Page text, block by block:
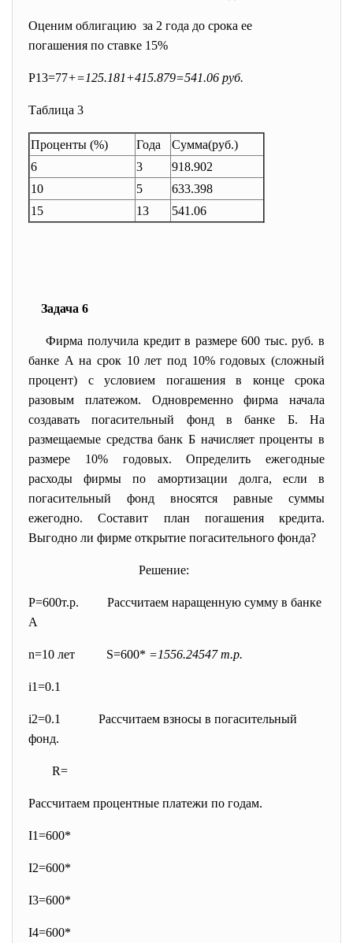
Оценим облигацию за 2 года до срока ее
погашения по ставке 15%
P13=77+=125.181+415.879=541.06 руб.
Таблица 3
Проценты (%) Года
Сумма(руб.)
6
3
918.902
10
5
633.398
15
13 541.06
Задача 6
Фирма получила кредит в размере 600 тыс. руб. в
банке А на срок 10 лет под 10% годовых (сложный
процент) с условием погашения в конце срока
разовым платежом. Одновременно фирма начала
создавать погасительный фонд в банке Б. На
размещаемые средства банк Б начисляет проценты в
размере 10% годовых. Определить ежегодные
расходы фирмы по амортизации долга, если в
погасительный фонд вносятся равные суммы
ежегодно. Составит план погашения кредита.
Выгодно ли фирме открытие погасительного фонда?
Решение:
P=600т.р. Рассчитаем наращенную сумму в банке
А
n=10 лет S=600* =1556.24547 т.р.
i1=0.1
i2=0.1 Рассчитаем взносы в погасительный
фонд.
R=
Рассчитаем процентные платежи по годам.
I1=600*
I2=600*
I3=600*
I4=600*